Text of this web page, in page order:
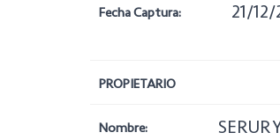
Fecha Captura: 21/
PROPIETARIO
Nombre: SERUR